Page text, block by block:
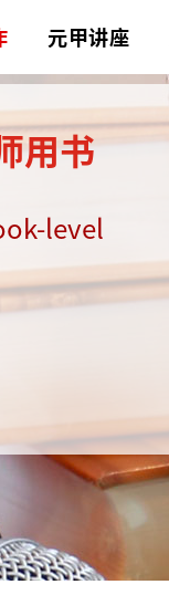
元甲讲座
用书
level